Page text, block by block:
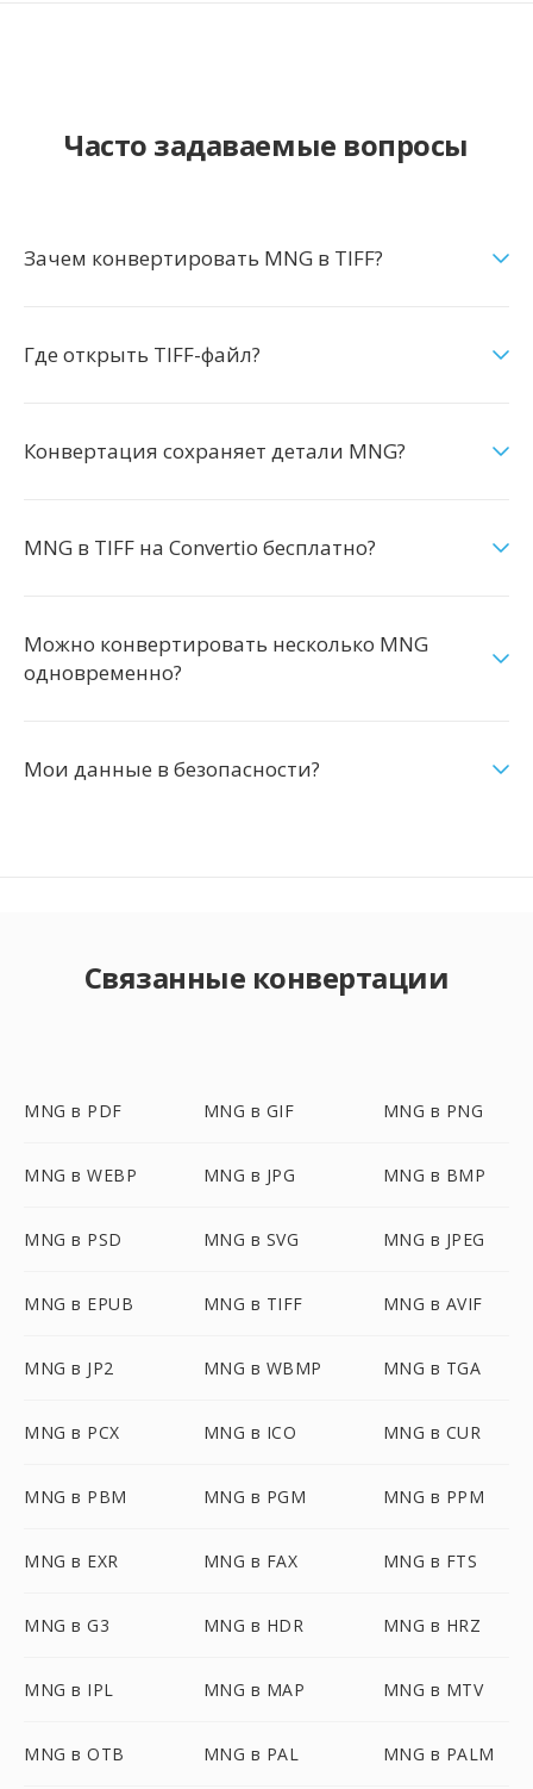
Часто задаваемые вопросы
Зачем конвертировать MNG в TIFF?
Где открыть TIFF-файл?
Конвертация сохраняет детали MNG?
MNG в TIFF на Convertio бесплатно?
Можно конвертировать несколько MNG
одновременно?
Мои данные в безопасности?
Связанные конвертации
MNG в PDF MNG в GIF MNG в PNG
MNG в WEBP MNG в JPG MNG в BMP
MNG в PSD MNG в SVG MNG в JPEG
MNG в EPUB MNG в TIFF MNG в AVIF
MNG в JP2 MNG в WBMP MNG в TGA
MNG в PCX MNG в ICO MNG в CUR
MNG в PBM MNG в PGM MNG в PPM
MNG в EXR MNG в FAX MNG в FTS
MNG в G3 MNG в HDR MNG в HRZ
MNG в IPL MNG в MAP MNG в MTV
MNG в OTB MNG в PAL MNG в PALM